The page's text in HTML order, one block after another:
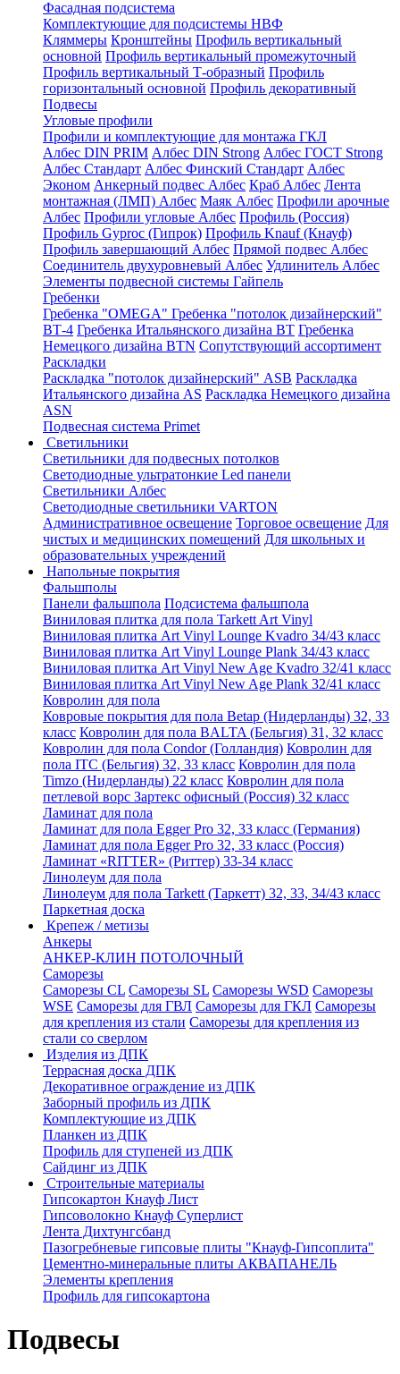
Фасадная подсистема
Комплектующие для подсистемы НВФ
Кляммеры Кронштейны Профиль вертикальный
основной Профиль вертикальный промежуточный
Профиль вертикальный Т-образный Профиль
горизонтальный основной Профиль декоративный
Подвесы
Угловые профили
Профили и комплектующие для монтажа ГКЛ
Албес DIN PRIM Албес DIN Strong Албес ГОСТ Strong
Албес Стандарт Албес Финский Стандарт Албес
Эконом Анкерный подвес Албес Краб Албес Лента
монтажная (ЛМП) Албес Маяк Албес Профили арочные
Албес Профили угловые Албес Профиль (Россия)
Профиль Gyproc (Гипрок) Профиль Knauf (Кнауф)
Профиль завершающий Албес Прямой подвес Албес
Соединитель двухуровневый Албес Удлинитель Албес
Элементы подвесной системы Гайпель
Гребенки
Гребенка "OMEGA" Гребенка "потолок дизайнерский"
ВТ-4 Гребенка Итальянского дизайна BT Гребенка
Немецкого дизайна ВТN Сопутствующий ассортимент
Раскладки
Раскладка "потолок дизайнерский" ASB Раскладка
Итальянского дизайна AS Раскладка Немецкого дизайна
АSN
Подвесная система Primet
Светильники
Светильники для подвесных потолков
Светодиодные ультратонкие Led панели
Светильники Албес
Светодиодные светильники VARTON
Административное освещение Торговое освещение Для
чистых и медицинских помещений Для школьных и
образовательных учреждений
Напольные покрытия
Фальшполы
Панели фальшпола Подсистема фальшпола
Виниловая плитка для пола Tarkett Art Vinyl
Виниловая плитка Art Vinyl Lounge Kvadro 34/43 класс
Виниловая плитка Art Vinyl Lounge Plank 34/43 класс
Виниловая плитка Art Vinyl New Age Kvadro 32/41 класс
Виниловая плитка Art Vinyl New Age Plank 32/41 класс
Ковролин для пола
Ковровые покрытия для пола Betap (Нидерланды) 32, 33
класс Ковролин для пола BALTA (Бельгия) 31, 32 класс
Ковролин для пола Condor (Голландия) Ковролин для
пола ITC (Бельгия) 32, 33 класс Ковролин для пола
Timzo (Нидерланды) 22 класс Ковролин для пола
петлевой ворс Зартекс офисный (Россия) 32 класс
Ламинат для пола
Ламинат для пола Egger Pro 32, 33 класс (Германия)
Ламинат для пола Egger Pro 32, 33 класс (Россия)
Ламинат «RITTER» (Риттер) 33-34 класс
Линолеум для пола
Линолеум для пола Tarkett (Таркетт) 32, 33, 34/43 класс
Паркетная доска
Крепеж / метизы
Анкеры
АНКЕР-КЛИН ПОТОЛОЧНЫЙ
Саморезы
Саморезы CL Саморезы SL Саморезы WSD Саморезы
WSE Саморезы для ГВЛ Саморезы для ГКЛ Саморезы
для крепления из стали Саморезы для крепления из
стали со сверлом
Изделия из ДПК
Террасная доска ДПК
Декоративное ограждение из ДПК
Заборный профиль из ДПК
Комплектующие из ДПК
Планкен из ДПК
Профиль для ступеней из ДПК
Сайдинг из ДПК
Строительные материалы
Гипсокартон Кнауф Лист
Гипсоволокно Кнауф Суперлист
Лента Дихтунгсбанд
Пазогребневые гипсовые плиты "Кнауф-Гипсоплита"
Цементно-минеральные плиты АКВАПАНЕЛЬ
Элементы крепления
Профиль для гипсокартона
Подвесы